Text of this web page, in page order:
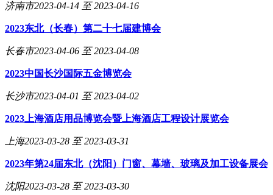
济南市2023-04-14 至 2023-04-16
2023东北（长春）第二十七届建博会
长春市2023-04-06 至 2023-04-08
2023中国长沙国际五金博览会
长沙市2023-04-01 至 2023-04-02
2023上海酒店用品博览会暨上海酒店工程设计展览会
上海2023-03-28 至 2023-03-31
2023年第24届东北（沈阳）门窗、幕墙、玻璃及加工设备展会
沈阳2023-03-28 至 2023-03-30